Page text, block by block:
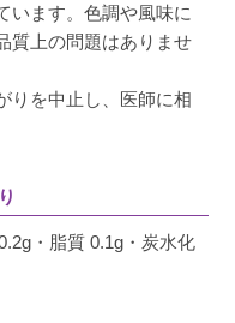
います。色調や風味に
質上の問題はありませ
りを中止し、医師に相
・脂質 0.1g・炭水化